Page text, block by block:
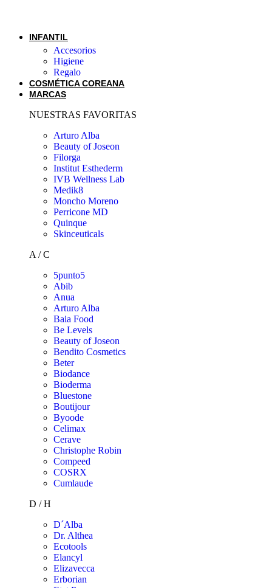
INFANTIL
Accesorios
Higiene
Regalo
COSMÉTICA COREANA
MARCAS
NUESTRAS FAVORITAS
Arturo Alba
Beauty of Joseon
Filorga
Institut Esthederm
IVB Wellness Lab
Medik8
Moncho Moreno
Perricone MD
Quinque
Skinceuticals
A / C
5punto5
Abib
Anua
Arturo Alba
Baia Food
Be Levels
Beauty of Joseon
Bendito Cosmetics
Beter
Biodance
Bioderma
Bluestone
Boutijour
Byoode
Celimax
Cerave
Christophe Robin
Compeed
COSRX
Cumlaude
D / H
D´Alba
Dr. Althea
Ecotools
Elancyl
Elizavecca
Erborian